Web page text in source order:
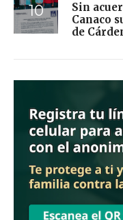
Sin
Canaco
de